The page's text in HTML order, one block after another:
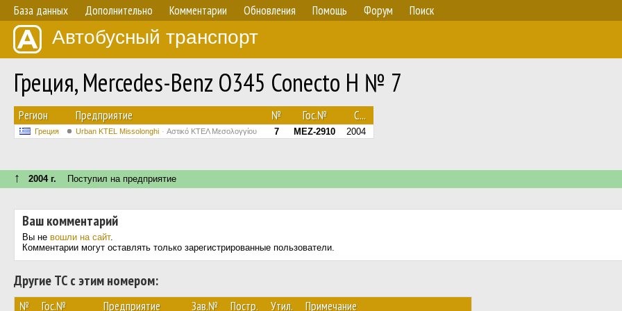
База данных Дополнительно Комментарии Обновления Помощь Форум Поиск
Автобусный транспорт
Греция, Mercedes-Benz O345 Conecto H № 7
Регион Предприятие № Гос.№ С...
Греция Urban KTEL Missolonghi Αστικό ΚΤΕΛ Μεσολογγίου 7 MEZ-2910 2004
↑ 2004 г. Поступил на предприятие
Ваш комментарий
Вы не вошли на сайт.
Комментарии могут оставлять только зарегистрированные пользователи.
Другие ТС с этим номером:
№ Гос.№ Предприятие Зав.№ Постр. Утил. Примечание